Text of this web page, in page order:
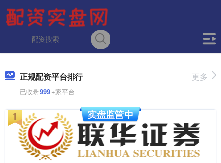
正规配资平台排行
已收录999+家平台
更多